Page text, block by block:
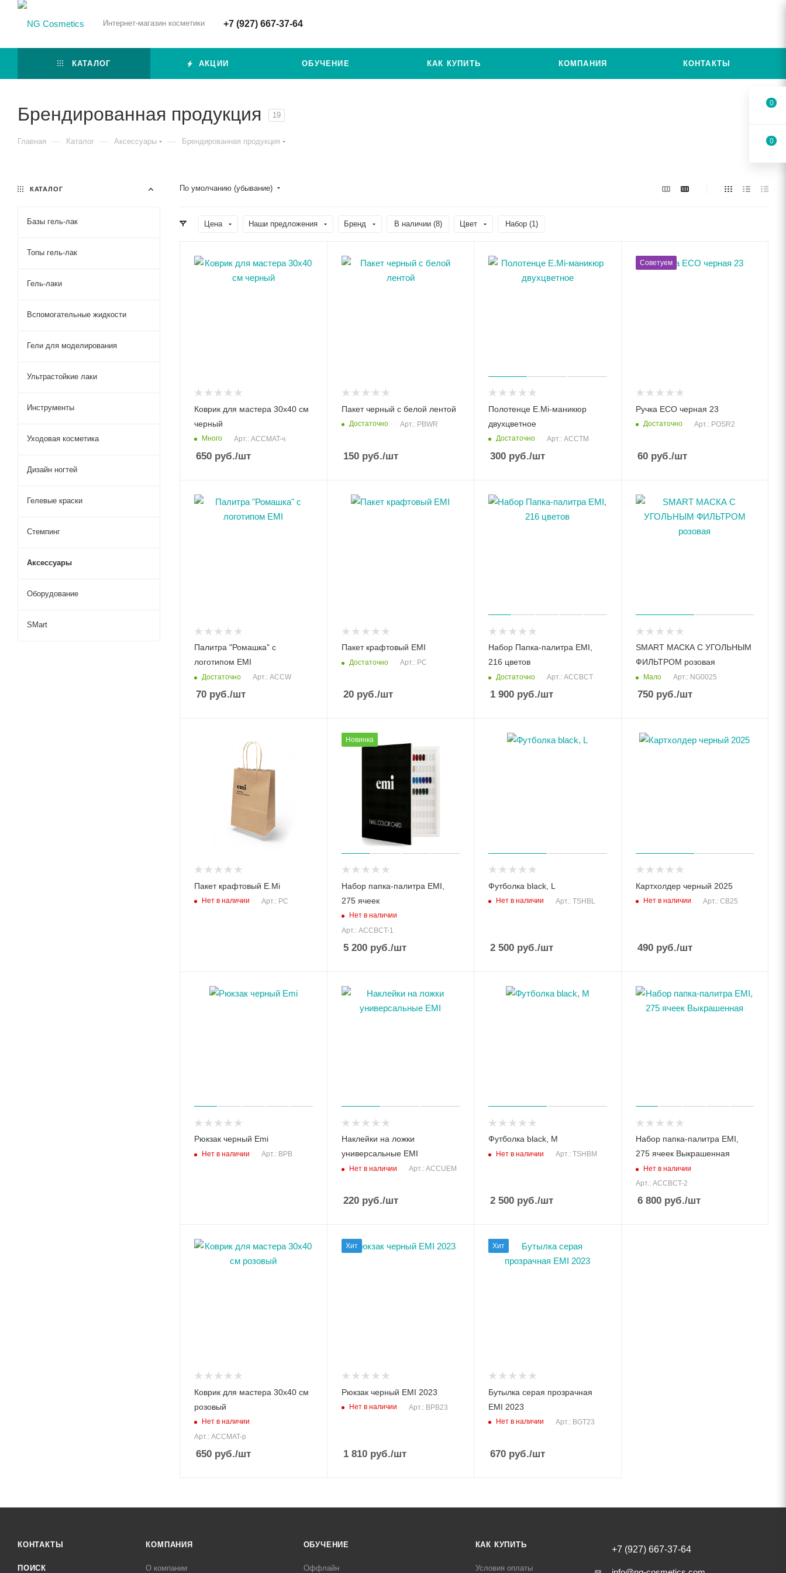
Интернет-магазин косметики +7 (927) 667-37-64
КАТАЛОГ АКЦИИ ОБУЧЕНИЕ КАК КУПИТЬ КОМПАНИЯ КОНТАКТЫ
Брендированная продукция 19
Главная — Каталог — Аксессуары — Брендированная продукция
По умолчанию (убывание)
Цена Наши предложения Бренд В наличии (8) Цвет Набор (1)
Коврик для мастера 30х40 см
черный
Много Арт.: ACCMAT-ч
650 руб./шт
Пакет черный с белой лентой
Достаточно Арт.: PBWR
150руб./шт
Полотенце E.Mi-маникюр
двухцветное
Достаточно Арт.: ACCTM
300 руб./шт
Советуем
Ручка ECO черная 23
Достаточно Арт.: POSR2
60руб./шт
Палитра "Ромашка" с
логотипом EMI
Достаточно Арт.: ACCW
70 руб./шт
Пакет крафтовый EMI
Достаточно Арт.: PC
20руб./шт
Набор Папка-палитра EMI,
216 цветов
Достаточно Арт.: ACCBCT
1 900 руб./шт
SMART МАСКА С УГОЛЬНЫМ
ФИЛЬТРОМ розовая
Мало Арт.: NG0025
750руб./шт
Пакет крафтовый E.Mi
Нет в наличии Арт.: PC
Новинка
Набор папка-палитра EMI,
275 ячеек
Нет в наличии
Арт.: ACCBCT-1
5 200руб./шт
Футболка black, L
Нет в наличии Арт.: TSHBL
2 500 руб./шт
Картхолдер черный 2025
Нет в наличии Арт.: CB25
490руб./шт
Рюкзак черный Emi
Нет в наличии Арт.: BPB
Наклейки на ложки
универсальные EMI
Нет в наличии Арт.: ACCUEM
220руб./шт
Футболка black, M
Нет в наличии Арт.: TSHBM
2 500 руб./шт
Набор папка-палитра EMI,
275 ячеек Выкрашенная
Нет в наличии
Арт.: ACCBCT-2
6 800руб./шт
Коврик для мастера 30х40 см
розовый
Нет в наличии
Арт.: ACCMAT-р
650 руб./шт
Хит
Рюкзак черный EMI 2023
Нет в наличии Арт.: BPB23
1 810руб./шт
Хит
Бутылка серая прозрачная
EMI 2023
Нет в наличии Арт.: BGT23
670 руб./шт
КАТАЛОГ
Базы гель-лак
Топы гель-лак
Гель-лаки
Вспомогательные жидкости
Гели для моделирования
Ультрастойкие лаки
Инструменты
Уходовая косметика
Дизайн ногтей
Гелевые краски
Стемпинг
Аксессуары
Оборудование
SMart
КОНТАКТЫ
ПОИСК
КОМПАНИЯ
О компании
ОБУЧЕНИЕ
Оффлайн
КАК КУПИТЬ
Условия оплаты
+7 (927) 667-37-64
0
0